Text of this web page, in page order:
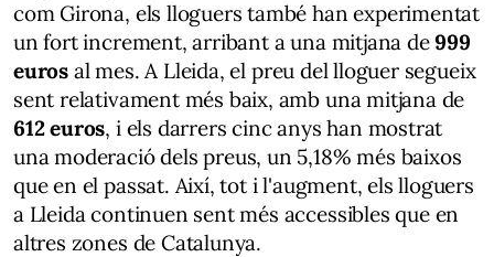
com Girona, els lloguers també han experimentat
un fort increment, arribant a una mitjana de999
euros al mes. A Lleida, el preu del lloguer segueix
sent relativament més baix, amb una mitjana de
612 euros, i els darrers cinc anys han mostrat
una moderació dels preus, un 5,18% més baixos
que en el passat. Així, tot i l'augment, els lloguers
a Lleida continuen sent més accessibles que en
altres zones de Catalunya.